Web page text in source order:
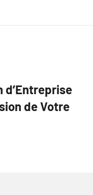
d’Entreprise
de Votre